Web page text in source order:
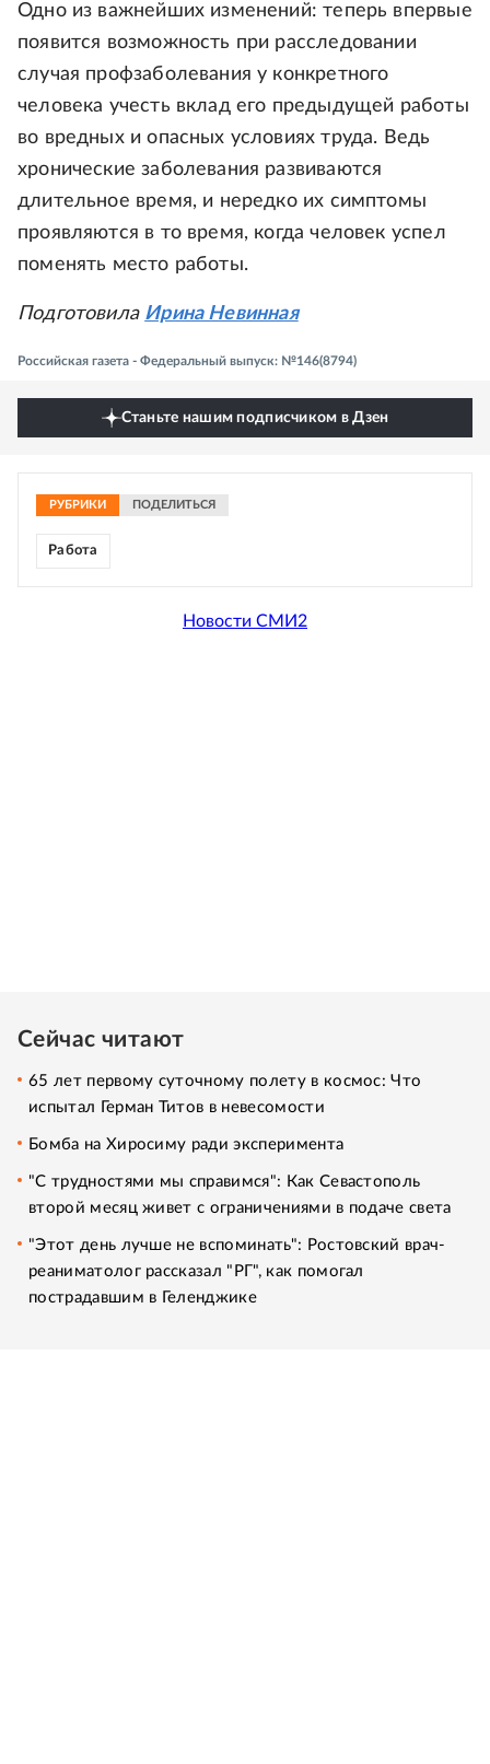
Одно из важнейших изменений: теперь впервые
появится возможность при расследовании
случая профзаболевания у конкретного
человека учесть вклад его предыдущей работы
во вредных и опасных условиях труда. Ведь
хронические заболевания развиваются
длительное время, и нередко их симптомы
проявляются в то время, когда человек успел
поменять место работы.
Подготовила Ирина Невинная
Российская газета - Федеральный выпуск: №146(8794)
Станьте нашим подписчиком в Дзен
РУБРИКИ ПОДЕЛИТЬСЯ
Работа
Новости СМИ2
Сейчас читают
65 лет первому суточному полету в космос: Что
испытал Герман Титов в невесомости
Бомба на Хиросиму ради эксперимента
"С трудностями мы справимся": Как Севастополь
второй месяц живет с ограничениями в подаче света
"Этот день лучше не вспоминать": Ростовский врач-
реаниматолог рассказал "РГ", как помогал
пострадавшим в Геленджике